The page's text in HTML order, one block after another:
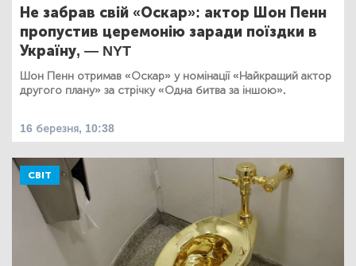
Не забрав свій «Оскар»: актор Шон Пенн
пропустив церемонію заради поїздки в
Україну, — NYT
Шон Пенн отримав «Оскар» у номінації «Найкращий актор
другого плану» за стрічку «Одна битва за іншою».
16 березня, 10:38
СВІТ